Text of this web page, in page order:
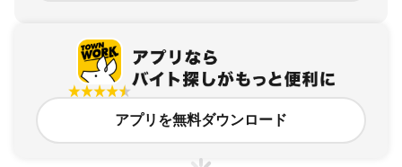
アプリを無料ダウンロード